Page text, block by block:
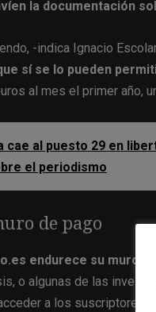
la documentación
-indica Ignacio
sí se lo pueden
al mes el primer año,
cae al puesto 29 en
el periodismo
de pago
endurece su muro de
o algunas de las
a los suscriptores